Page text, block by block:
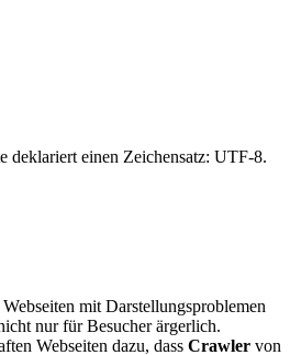
deklariert einen Zeichensatz: UTF-8.
mit Darstellungsproblemen
nur für Besucher ärgerlich.
Webseiten dazu, dass Crawler von